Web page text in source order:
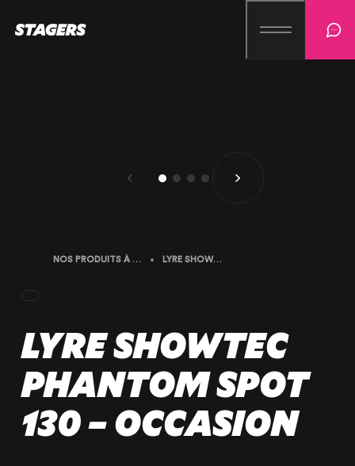
NOS PRODUITS À LA VENTE LYRE SHOWTEC PHANTOM SPOT 130 – OCCASION
LYRE SHOWTEC
PHANTOM SPOT
130 – OCCASION